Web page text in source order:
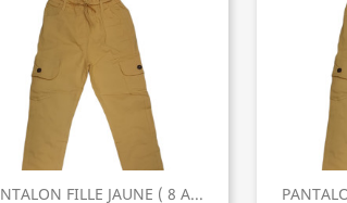
FILLE JAUNE ( 8 A...